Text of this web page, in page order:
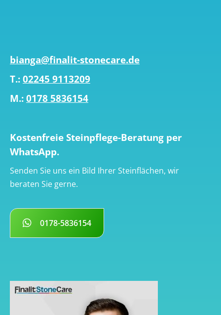
bianga@finalit-stonecare.de
T.: 02245 9113209
M.: 0178 5836154
Kostenfreie Steinpflege-Beratung per
WhatsApp.
Senden Sie uns ein Bild Ihrer Steinflächen, wir
beraten Sie gerne.
0178-5836154